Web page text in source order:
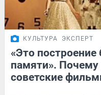
КУЛЬТУРА ЭКСПЕРТ
«Это построение
памяти».
советские